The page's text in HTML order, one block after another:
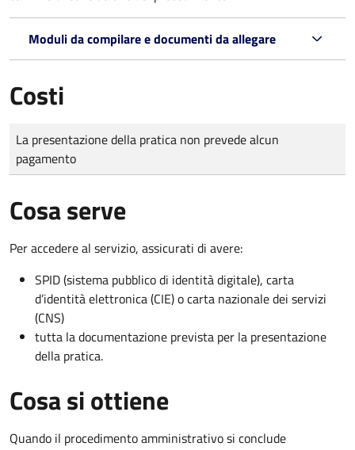
Moduli da compilare e documenti da allegare
Costi
Tipo di pagamento
Importo
La presentazione della pratica non prevede alcun
pagamento
Cosa serve
Per accedere al servizio, assicurati di avere:
SPID (sistema pubblico di identità digitale), carta
d’identità elettronica (CIE) o carta nazionale dei servizi
(CNS)
tutta la documentazione prevista per la presentazione
della pratica.
Cosa si ottiene
Quando il procedimento amministrativo si conclude